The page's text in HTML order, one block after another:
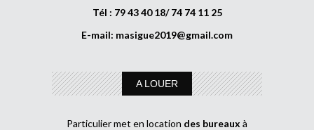
Tél : 79 43 40 18/ 74 74 11 25
E-mail: masigue2019@gmail.com
A LOUER
Particulier met en location des bureaux à